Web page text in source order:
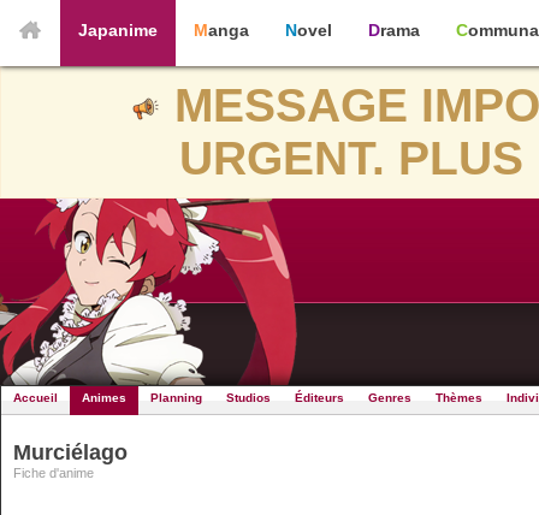
Japanime Manga Novel Drama
MESSAGE
URGENT.
Accueil Animes Planning Studios Éditeurs Genres Thèmes
Murciélago
Fiche d'anime